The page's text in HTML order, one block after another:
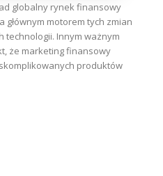
globalny rynek finansowy
głównym motorem tych zmian
technologii. Innym ważnym
że marketing finansowy
produktów